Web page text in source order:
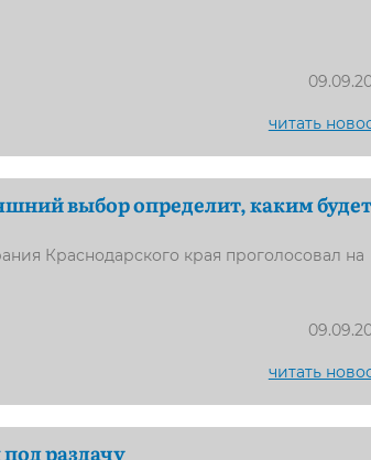
читать
выбор определит, каким будет
Краснодарского края проголосовал на
читать
раздачу